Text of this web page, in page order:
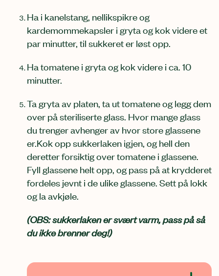
Ha i kanelstang, nellikspikre og
kardemommekapsler i gryta og kok videre et
par minutter, til sukkeret er løst opp.
Ha tomatene i gryta og kok videre i ca. 10
minutter.
Ta gryta av platen, ta ut tomatene og legg dem
over på steriliserte glass. Hvor mange glass
du trenger avhenger av hvor store glassene
er.Kok opp sukkerlaken igjen, og hell den
deretter forsiktig over tomatene i glassene.
Fyll glassene helt opp, og pass på at krydderet
fordeles jevnt i de ulike glassene. Sett på lokk
og la avkjøle.
(OBS: sukkerlaken er svært varm, pass på så
du ikke brenner deg!)